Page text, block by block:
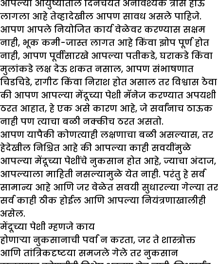
आपल्या आयुष्यातील दिनचर्येत अनावश्यक त्रास होऊ
लागला आहे तेव्हादेखील आपण सावध असले पाहिजे.
आपण आपले नियोजित कार्य वेळेवर करण्यास सक्षम
नाही, भूक कमी-जास्त लागत आहे किंवा झोप पूर्ण होत
नाही, आपण पूर्वीसारखे आपल्या पतीकडे, घराकडे किंवा
मुलांकडे लक्ष देऊ शकत नसाल, आपण संभाषणात
चिडचिडे, रागीट किंवा निराश होत असाल तर विश्वास ठेवा
की आपण आपल्या मेंदूच्या पेशी मॅनेज करण्यात अपयशी
ठरत आहात, हे एक असे कारण आहे, जे सर्वांनाच ठाऊक
नाही पण त्याचा बळी नक्कीच ठरत असतो.
आपण यापैकी कोणत्याही लक्षणाचा बळी असल्यास, तर
हेदेखील निश्चित आहे की आपल्या काही सवयींमुळे
आपल्या मेंदूच्या पेशींचे नुकसान होत आहे, ज्याचा अंदाज,
आपल्याला माहिती नसल्यामुळे येत नाही. परंतु हे सर्व
सामान्य आहे आणि जर वेळेत सवयी सुधारल्या गेल्या तर
सर्व काही ठीक होईल आणि आपल्या नियंत्रणाखालीही
असेल.
मेंदूच्या पेशी म्हणजे काय
होणाऱ्या नुकसानाची पर्वा न करता, जर ते शास्त्रोक्त
आणि तांत्रिकदृष्टया समजले गेले तर नुकसान